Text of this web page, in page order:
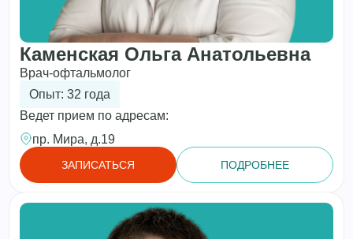
Каменская Ольга Анатольевна
Врач-офтальмолог
Опыт: 32 года
Ведет прием по адресам:
пр. Мира, д.19
ЗАПИСАТЬСЯ ПОДРОБНЕЕ